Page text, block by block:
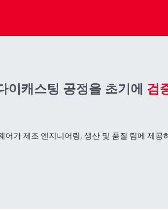
이캐스팅 공정을 초기에 검
어가 제조 엔지니어링, 생산 및 품질 팀에 제